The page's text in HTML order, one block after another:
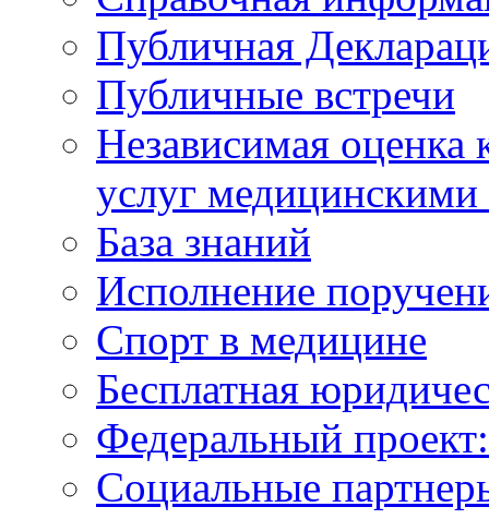
Публичная
Публичные встречи
Независимая оценка
услуг
База знаний
Исполнение
Спорт в медицине
Бесплатная
Федеральный
Социальные